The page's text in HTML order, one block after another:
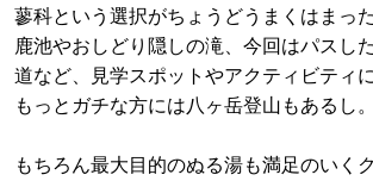
蓼科という選択がちょうどうまくはまっ
鹿池やおしどり隠しの滝、今回はパスし
道など、見学スポットやアクティビティ
もっとガチな方には八ヶ岳登山もあるし。
もちろん最大目的のぬる湯も満足のいく